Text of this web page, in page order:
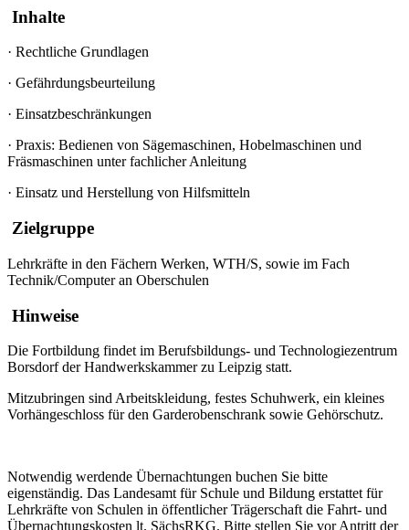
Inhalte
· Rechtliche Grundlagen
· Gefährdungsbeurteilung
· Einsatzbeschränkungen
· Praxis: Bedienen von Sägemaschinen, Hobelmaschinen und
Fräsmaschinen unter fachlicher Anleitung
· Einsatz und Herstellung von Hilfsmitteln
Zielgruppe
Lehrkräfte in den Fächern Werken, WTH/S, sowie im Fach
Technik/Computer an Oberschulen
Hinweise
Die Fortbildung findet im Berufsbildungs- und Technologiezentrum
Borsdorf der Handwerkskammer zu Leipzig statt.
Mitzubringen sind Arbeitskleidung, festes Schuhwerk, ein kleines
Vorhängeschloss für den Garderobenschrank sowie Gehörschutz.
Notwendig werdende Übernachtungen buchen Sie bitte
eigenständig. Das Landesamt für Schule und Bildung erstattet für
Lehrkräfte von Schulen in öffentlicher Trägerschaft die Fahrt- und
Übernachtungskosten lt. SächsRKG. Bitte stellen Sie vor Antritt der